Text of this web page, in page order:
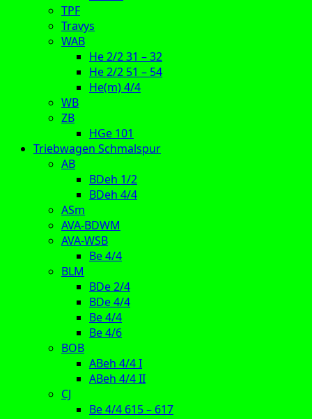
TPF
Travys
WAB
He 2/2 31 – 32
He 2/2 51 – 54
He(m) 4/4
WB
ZB
HGe 101
Triebwagen Schmalspur
AB
BDeh 1/2
BDeh 4/4
ASm
AVA-BDWM
AVA-WSB
Be 4/4
BLM
BDe 2/4
BDe 4/4
Be 4/4
Be 4/6
BOB
ABeh 4/4 I
ABeh 4/4 II
CJ
Be 4/4 615 – 617